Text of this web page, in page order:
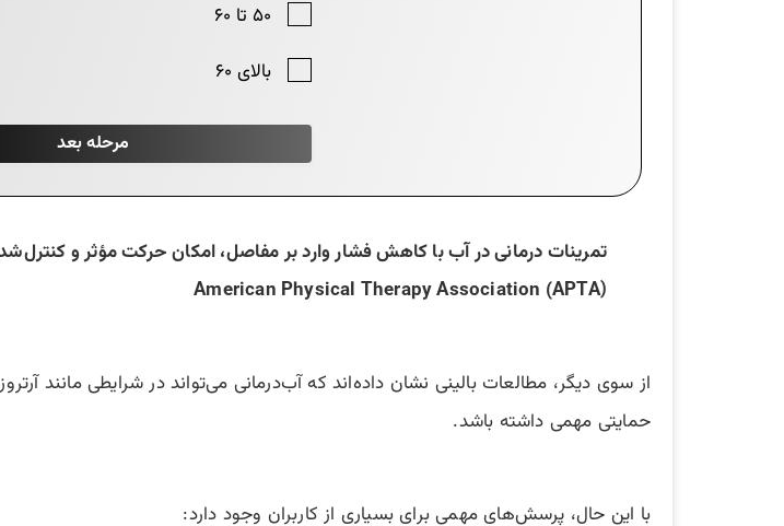
تمرینات درمانی در آب با کاهش فشار وارد بر مفاصل، امکان حرکت مؤثر و
American Physical Therapy Association (APTA)
از سوی دیگر، مطالعات بالینی نشان داده‌اند که آب‌درمانی می‌تواند در شرایطی
حمایتی مهمی داشته باشد.
با این حال، پرسش‌های مهمی برای بسیاری از کاربران وجود دارد: